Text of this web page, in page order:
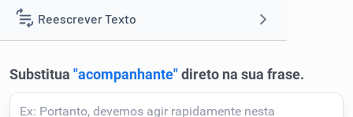
Reescrever Texto
Corrigir Texto
1 gigolô.